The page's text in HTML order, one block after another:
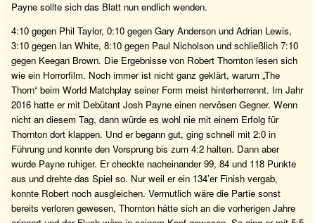
Payne sollte sich das Blatt nun endlich wenden.
4:10 gegen Phil Taylor, 0:10 gegen Gary Anderson und Adrian Lewis,
3:10 gegen Ian White, 8:10 gegen Paul Nicholson und schließlich 7:10
gegen Keegan Brown. Die Ergebnisse von Robert Thornton lesen sich
wie ein Horrorfilm. Noch immer ist nicht ganz geklärt, warum „The
Thorn“ beim World Matchplay seiner Form meist hinterherrennt. Im Jahr
2016 hatte er mit Debütant Josh Payne einen nervösen Gegner. Wenn
nicht an diesem Tag, dann würde es wohl nie mit einem Erfolg für
Thornton dort klappen. Und er begann gut, ging schnell mit 2:0 in
Führung und konnte den Vorsprung bis zum 4:2 halten. Dann aber
wurde Payne ruhiger. Er checkte nacheinander 99, 84 und 118 Punkte
aus und drehte das Spiel so. Nur weil er ein 134’er Finish vergab,
konnte Robert noch ausgleichen. Vermutlich wäre die Partie sonst
bereits verloren gewesen, Thornton hätte sich an die vorherigen Jahre